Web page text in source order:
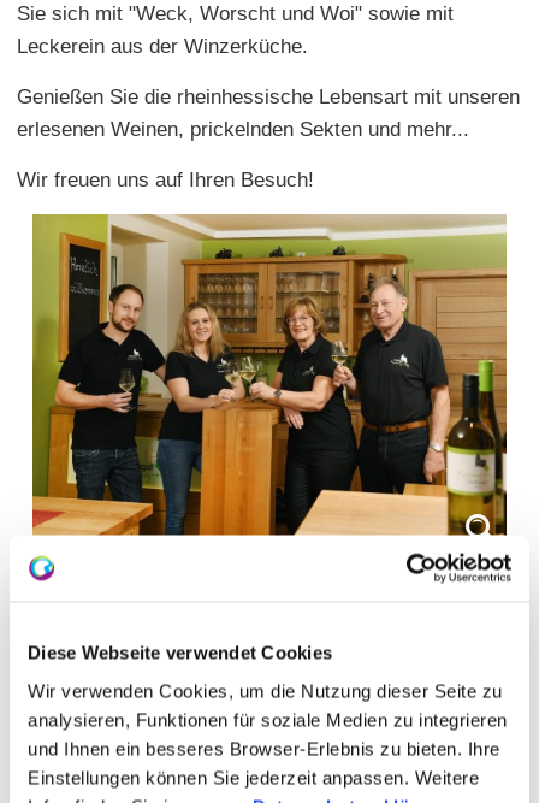
Diese Webseite verwendet Cookies
Wir verwenden Cookies, um die Nutzung dieser Seite zu
analysieren, Funktionen für soziale Medien zu integrieren
und Ihnen ein besseres Browser-Erlebnis zu bieten. Ihre
Einstellungen können Sie jederzeit anpassen. Weitere
Sie sich mit "Weck, Worscht und Woi" sowie mit
Leckerein aus der Winzerküche.
Genießen Sie die rheinhessische Lebensart mit unseren
erlesenen Weinen, prickelnden Sekten und mehr...
Wir freuen uns auf Ihren Besuch!
WEITERE TERMINE
VERANSTALTUNGSORT
KONTAKT